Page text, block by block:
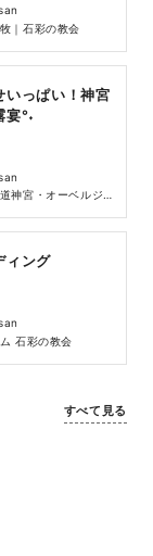
｜石彩の教会
いっぱい！神宮
°˖
北海道神宮・オーベルジュ・ド・リル サッポロ
ィング
石彩の教会
すべて見る